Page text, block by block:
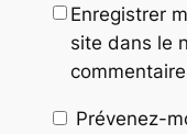
Enregistrer
site dans le
Prévenez-